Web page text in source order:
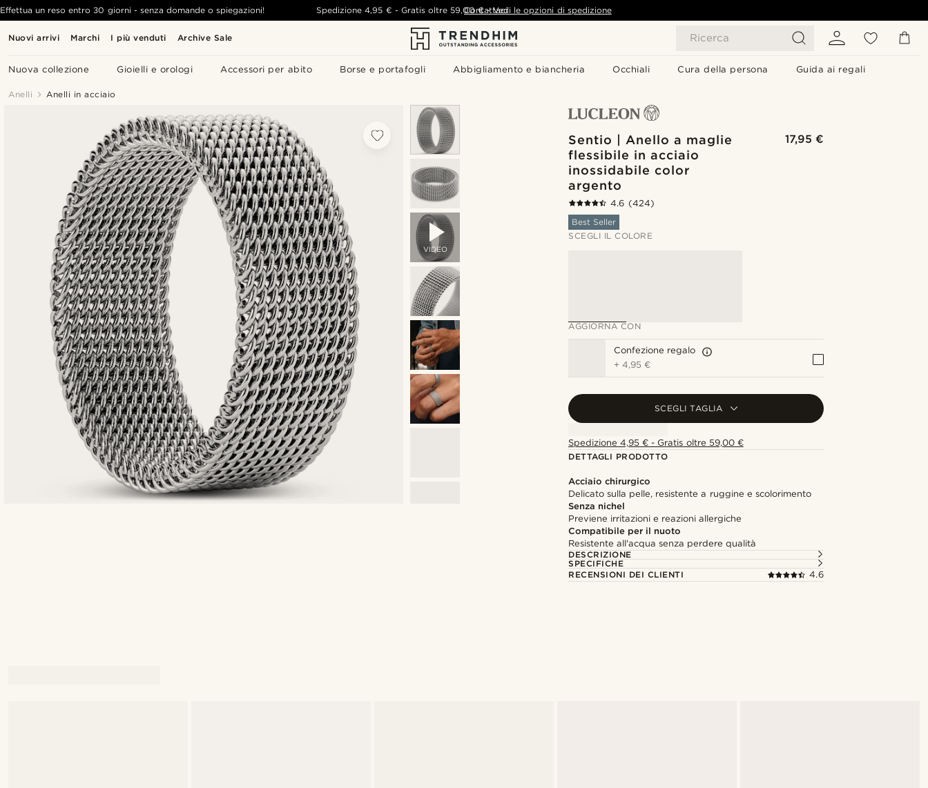
Nuovi arrivi Marchi I più venduti Archive Sale Ricerca
Nuova collezione Gioielli e orologi Accessori per abito Borse e portafogli Abbigliamento e biancheria Occhiali Cura della persona Guida ai regali
Effettua un reso entro 30 giorni - senza domande o spiegazioni! Spedizione 4,95 € - Gratis oltre 59,00 € - Vedi le opzioni di spedizione
Contattaci
Anelli Anelli in acciaio
VIDEO
Sentio | Anello a maglie
flessibile in acciaio
inossidabile color
argento
17,95 €
4.6 (424)
Best Seller
SCEGLI IL COLORE
AGGIORNA CON
Confezione regalo
+4,95 €
SCEGLI TAGLIA
Spedizione 4,95 € - Gratis oltre 59,00 €
DETTAGLI PRODOTTO
Acciaio chirurgico
Delicato sulla pelle, resistente a ruggine e scolorimento
Senza nichel
Previene irritazioni e reazioni allergiche
Compatibile per il nuoto
Resistente all'acqua senza perdere qualità
DESCRIZIONE
SPECIFICHE
RECENSIONI DEI CLIENTI
4.6